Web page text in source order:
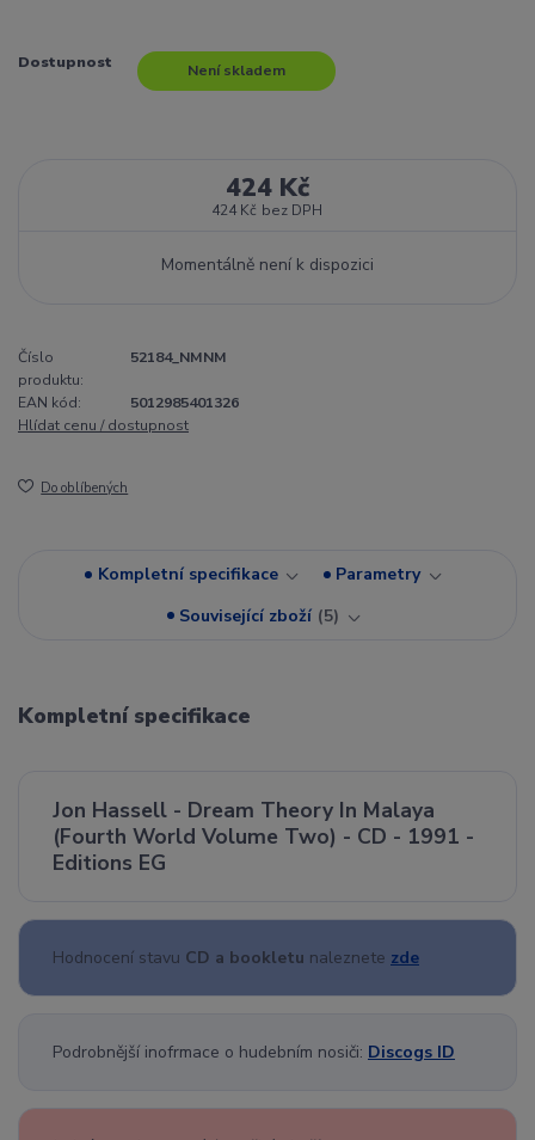
Dostupnost Není skladem
424 Kč
424 Kč bez DPH
Momentálně není k dispozici
Číslo
produktu:
52184_NMNM
EAN kód:
5012985401326
Hlídat cenu / dostupnost
Do oblíbených
Kompletní specifikace
Parametry
Související zboží 5
Kompletní specifikace
Jon Hassell - Dream Theory In Malaya
(Fourth World Volume Two) - CD - 1991 -
Editions EG
Hodnocení stavu CD a bookletu naleznete zde
Podrobnější inofrmace o hudebním nosiči: Discogs ID